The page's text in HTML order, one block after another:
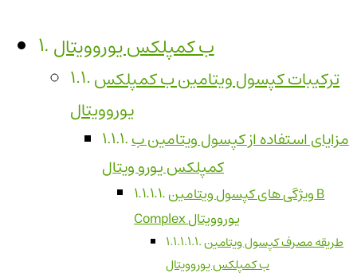
ب کمپلکس یوروویتال
ترکیبات کپسول ویتامین ب کمپلکس
یوروویتال
مزایای استفاده از کپسول ویتامین ب
کمپلکس یورو ویتال
ویژگی های کپسول ویتامین B
Complex یوروویتال
طریقه مصرف کپسول ویتامین
ب کمپلکس یوروویتال